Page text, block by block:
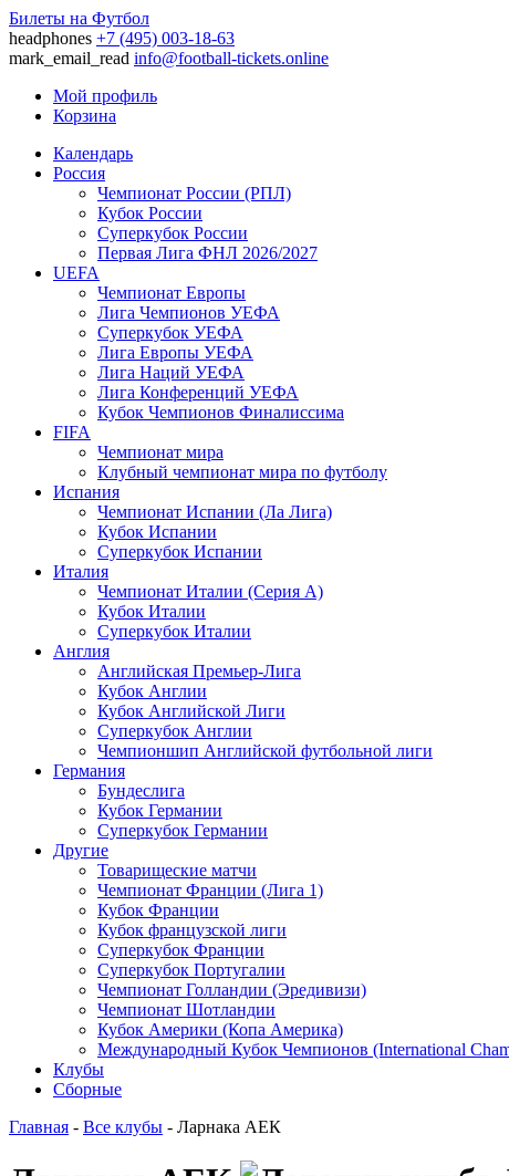
Билеты на Футбол
headphones +7 (495) 003-18-63
mark_email_read info@football-tickets.online
Мой профиль
Корзина
Календарь
Россия
Чемпионат России (РПЛ)
Кубок России
Суперкубок России
Первая Лига ФНЛ 2026/2027
UEFA
Чемпионат Европы
Лига Чемпионов УЕФА
Суперкубок УЕФА
Лига Европы УЕФА
Лига Наций УЕФА
Лига Конференций УЕФА
Кубок Чемпионов Финалиссима
FIFA
Чемпионат мира
Клубный чемпионат мира по футболу
Испания
Чемпионат Испании (Ла Лига)
Кубок Испании
Суперкубок Испании
Италия
Чемпионат Италии (Серия А)
Кубок Италии
Суперкубок Италии
Англия
Английская Премьер-Лига
Кубок Англии
Кубок Английской Лиги
Суперкубок Англии
Чемпионшип Английской футбольной лиги
Германия
Бундеслига
Кубок Германии
Суперкубок Германии
Другие
Товарищеские матчи
Чемпионат Франции (Лига 1)
Кубок Франции
Кубок французской лиги
Суперкубок Франции
Суперкубок Португалии
Чемпионат Голландии (Эредивизи)
Чемпионат Шотландии
Кубок Америки (Копа Америка)
Международный Кубок Чемпионов (International
Клубы
Сборные
Главная - Все клубы - Ларнака АЕК